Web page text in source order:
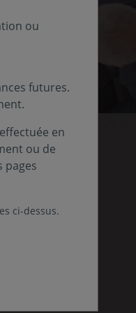
ou
futures.
en
ou de
pages
ci-dessus.